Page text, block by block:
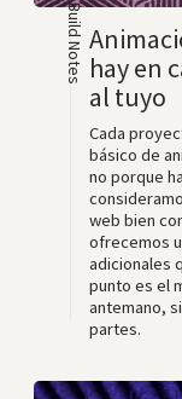
Build Notes hay en
al tuyo
Cada
básico de
no porque
web bien
ofrecemos
adicionales
punto es el
antemano,
partes.